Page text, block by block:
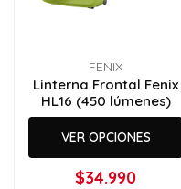
FENIX
Linterna Frontal Fenix
HL16 (450 lúmenes)
VER OPCIONES
$34.990